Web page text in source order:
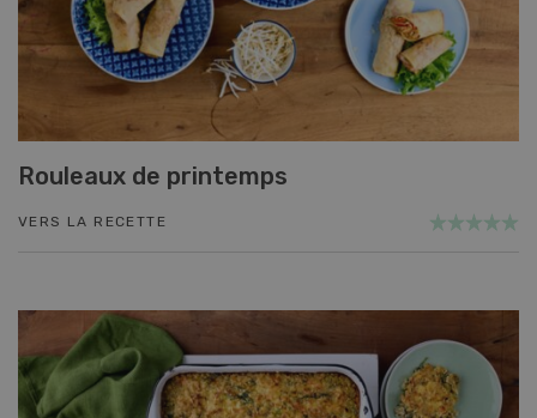
Rouleaux de printemps
VERS LA RECETTE